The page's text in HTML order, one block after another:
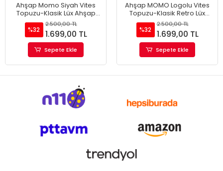
Ahşap Momo Siyah Vites
Topuzu-Klasik Lüx Ahşap
Vites Topuzu
%32
2.500,00 TL
1.699,00 TL
Sepete Ekle
Ahşap MOMO Logolu Vites
Topuzu-Klasik Retro Lüx
Vites Topuzu
%32
2.500,00 TL
1.699,00 TL
Sepete Ekle